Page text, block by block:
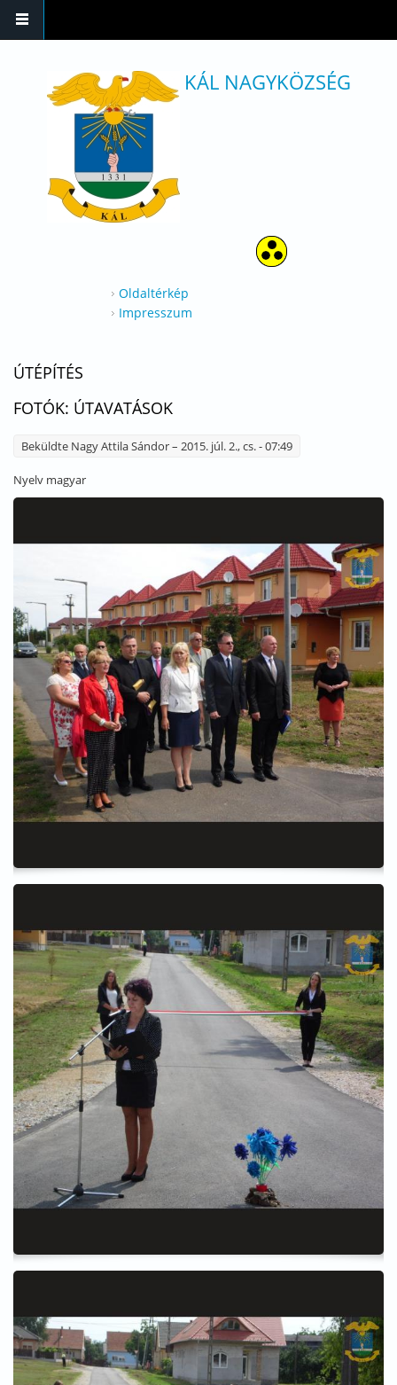
KÁL NAGYKÖZSÉG
Oldaltérkép
Impresszum
ÚTÉPÍTÉS
FOTÓK: ÚTAVATÁSOK
Beküldte Nagy Attila Sándor– 2015. júl. 2., cs. - 07:49
Nyelv magyar